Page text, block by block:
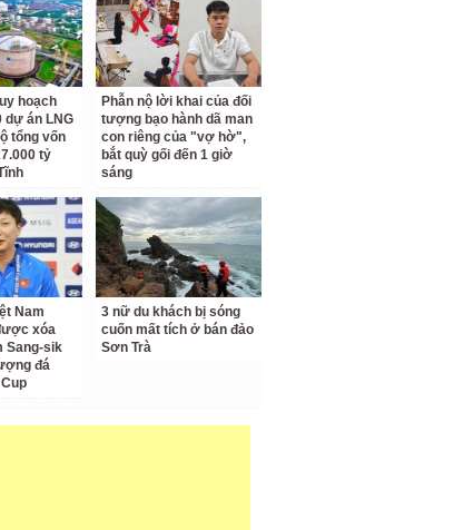
hoạch
dự án LNG
tổng vốn
tỷ
Phẫn nộ lời khai của đối
tượng bạo hành dã man
con riêng của "vợ hờ",
bắt quỳ gối đến 1 giờ
sáng
Nam
xóa
Sang-sik
đá
3 nữ du khách bị sóng
cuốn mất tích ở bán đảo
Sơn Trà